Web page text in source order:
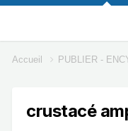
Accueil PUBLIER -
crustacé